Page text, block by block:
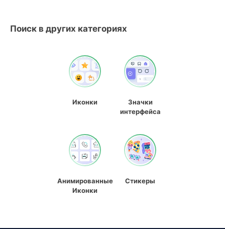
Поиск в других категориях
Иконки
Значки
интерфейса
Анимированные
Иконки
Стикеры